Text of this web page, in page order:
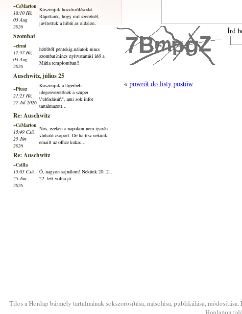
~CsMarton
18:10 Hé,
03 Aug
2026
Köszönjük hozzászólásodat.
Rájöttünk, hogy mit szeretnél,
javítottuk a hibát az oldalon.
Szombat
~cirmi
17:57 Hé,
03 Aug
2026
hétfőtől péntekig,nálatok nincs
szombat?nincs nyitvatartási idő a
Mária templomban!!
Auschwitz, július 25
~Piusz
21:23 Hé,
27 Júl 2026
Köszönjük a lágerbeli
idegenvezetőnek a szuper
\"előadását\", ami sok infot
tartalmazott...
Re: Auschwitz
~CsMarton
15:49 Csü,
25 Jún
2026
Nos, ezeken a napokon nem igazán
várható csoport. De ha írsz nekünk
emailt az office kukac...
Re: Auschwitz
~Csilla
15:05 Csü,
25 Jún
2026
Ó, nagyon sajnálom! Nekünk 20. 21.
22. lett volna jó.
Írd
« powrót do listy postów
Tilos a Honlap bármely tartalmának sokszorosítása, másolása, publikálása,
Honlapon